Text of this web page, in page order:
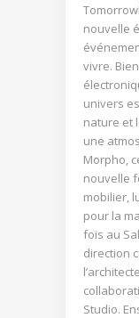
nouvelle
vivre.
univers
nature et
une
Morpho,
nouvelle
mobilier,
pour la
fois au
direction
Studio.